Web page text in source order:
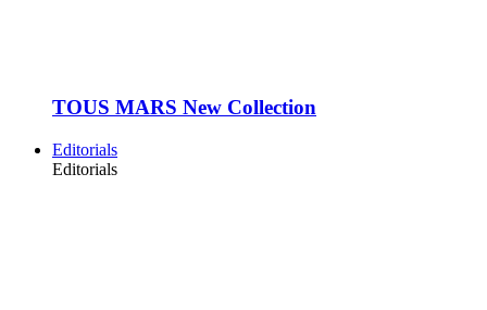
TOUS MARS New Collection
Editorials
Editorials